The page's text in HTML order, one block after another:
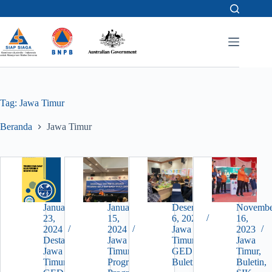
to
content
Tag: Jawa Timur
Beranda Jawa Timur
Januari
23,
2024
Destana
Jawa
Timur
Januari
15,
2024
Jawa
Timur
Program
Desember
6, 2023
Jawa
Timur
GEDSI
Buletin
16,
2023
Jawa
Timur,
Buletin,